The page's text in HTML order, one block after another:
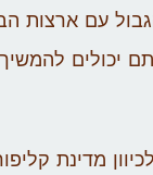
עם ארצות
יכולים
מדינת